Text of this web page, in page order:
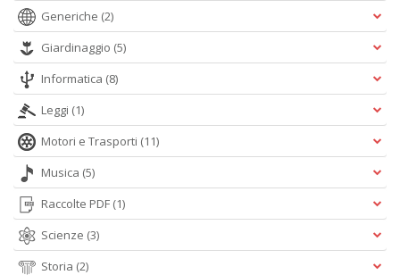
Generiche (2)
Giardinaggio (5)
Informatica (8)
Leggi (1)
Motori e Trasporti (11)
Musica (5)
Raccolte PDF (1)
Scienze (3)
Storia (2)